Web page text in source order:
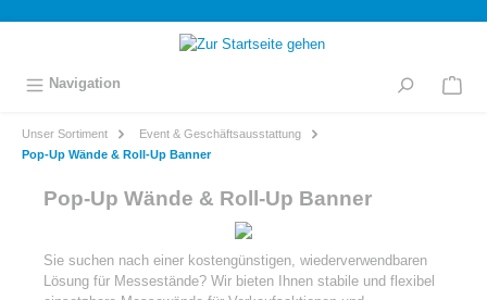
springen
Navigation
Unser Sortiment
Event & Geschäftsausstattung
Pop-Up Wände & Roll-Up Banner
Pop-Up Wände & Roll-Up Banner
Sie suchen nach einer kostengünstigen, wiederverwendbaren
Lösung für Messestände? Wir bieten Ihnen stabile und flexibel